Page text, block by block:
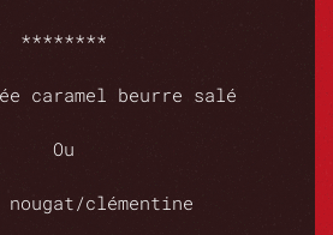
********
caramel beurre salé
Ou
clémentine